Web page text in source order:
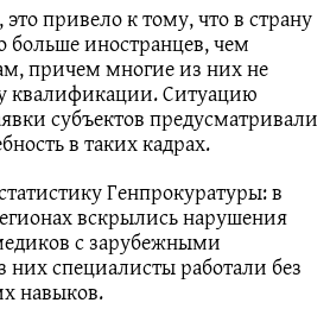
привело к тому, что в страну
больше иностранцев, чем
причем многие из них не
квалификации. Ситуацию
субъектов предусматривали
в таких кадрах.
Генпрокуратуры: в
вскрылись нарушения
с зарубежными
специалисты работали без
навыков.